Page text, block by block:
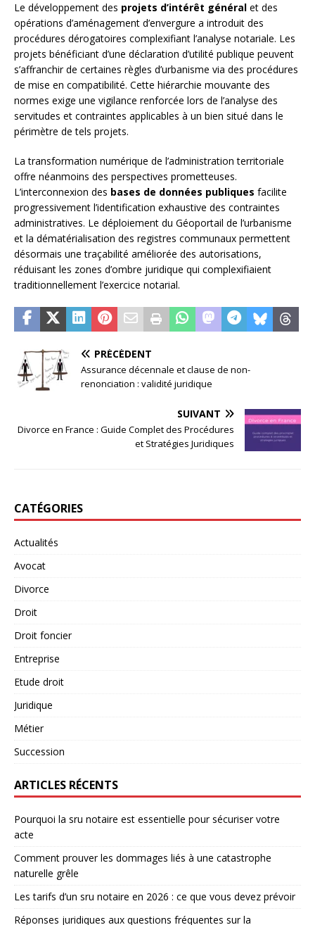
Le développement des projets d’intérêt général et des
opérations d’aménagement d’envergure a introduit des
procédures dérogatoires complexifiant l’analyse notariale. Les
projets bénéficiant d’une déclaration d’utilité publique peuvent
s’affranchir de certaines règles d’urbanisme via des procédures
de mise en compatibilité. Cette hiérarchie mouvante des
normes exige une vigilance renforcée lors de l’analyse des
servitudes et contraintes applicables à un bien situé dans le
périmètre de tels projets.
La transformation numérique de l’administration territoriale
offre néanmoins des perspectives prometteuses.
L’interconnexion des bases de données publiques facilite
progressivement l’identification exhaustive des contraintes
administratives. Le déploiement du Géoportail de l’urbanisme
et la dématérialisation des registres communaux permettent
désormais une traçabilité améliorée des autorisations,
réduisant les zones d’ombre juridique qui complexifiaient
traditionnellement l’exercice notarial.
PRÉCÉDENT
Assurance décennale et clause de non-
renonciation : validité juridique
SUIVANT
Divorce en France : Guide Complet des Procédures
et Stratégies Juridiques
CATÉGORIES
Actualités
Avocat
Divorce
Droit
Droit foncier
Entreprise
Etude droit
Juridique
Métier
Succession
ARTICLES RÉCENTS
Pourquoi la sru notaire est essentielle pour sécuriser votre
acte
Comment prouver les dommages liés à une catastrophe
naturelle grêle
Les tarifs d’un sru notaire en 2026 : ce que vous devez prévoir
Réponses juridiques aux questions fréquentes sur la